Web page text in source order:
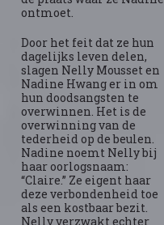
ontmoet.
Door het feit dat ze hun
dagelijks leven delen,
slagen Nelly Mousset en
Nadine Hwang er in om
hun doodsangsten te
overwinnen. Het is de
overwinning van de
tederheid op de beulen.
Nadine noemt Nelly bij
haar oorlogsnaam:
“Claire.” Ze eigent haar
deze verbondenheid toe
als een kostbaar bezit.
Nelly verzwakt echter